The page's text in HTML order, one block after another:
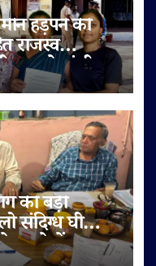
हड़पने की
राजस्व
के गंभीर
की बड़ी
संदिग्ध घी
दायरे में